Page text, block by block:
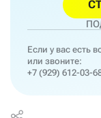
Если у вас есть
или звоните:
+7 (929) 612-03-